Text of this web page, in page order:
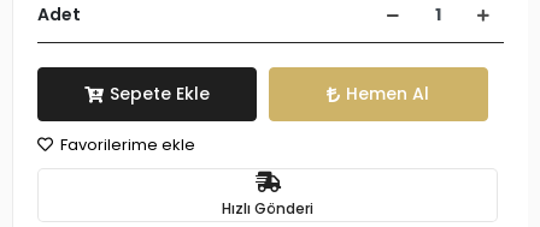
Adet
Sepete Ekle Hemen Al
Favorilerime ekle
Hızlı Gönderi